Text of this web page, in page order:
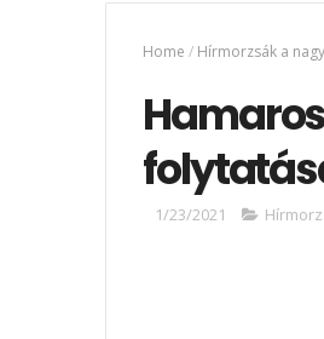
Home / Hírmorzsák a
1/23/2021